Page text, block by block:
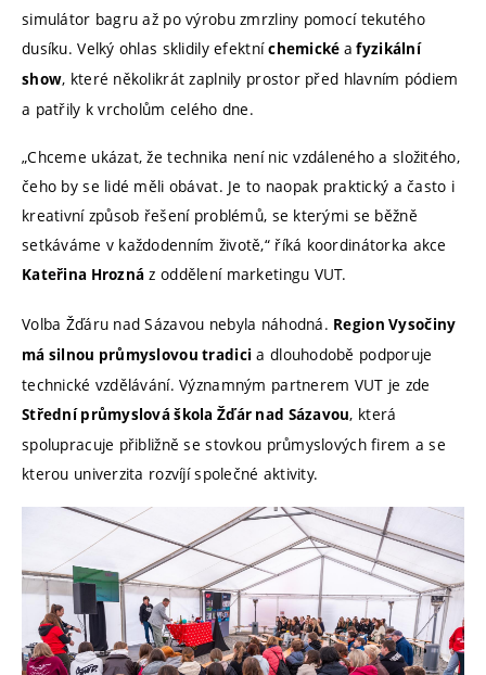
simulátor bagru až po výrobu zmrzliny pomocí tekutého
dusíku. Velký ohlas sklidily efektníchemické a fyzikální
show, které několikrát zaplnily prostor před hlavním pódiem
a patřily k vrcholům celého dne.
„Chceme ukázat, že technika není nic vzdáleného a složitého,
čeho by se lidé měli obávat. Je to naopak praktický a často i
kreativní způsob řešení problémů, se kterými se běžně
setkáváme v každodenním životě,“ říká koordinátorka akce
Kateřina Hrozná z oddělení marketingu VUT.
Volba Žďáru nad Sázavou nebyla náhodná. Region Vysočiny
má silnou průmyslovou tradici a dlouhodobě podporuje
technické vzdělávání. Významným partnerem VUT je zde
Střední průmyslová škola Žďár nad Sázavou, která
spolupracuje přibližně se stovkou průmyslových firem a se
kterou univerzita rozvíjí společné aktivity.